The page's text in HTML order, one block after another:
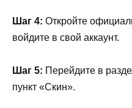
Шаг 4: Откройте
войдите в свой аккаунт.
Шаг 5: Перейдите в
пункт «Скин».